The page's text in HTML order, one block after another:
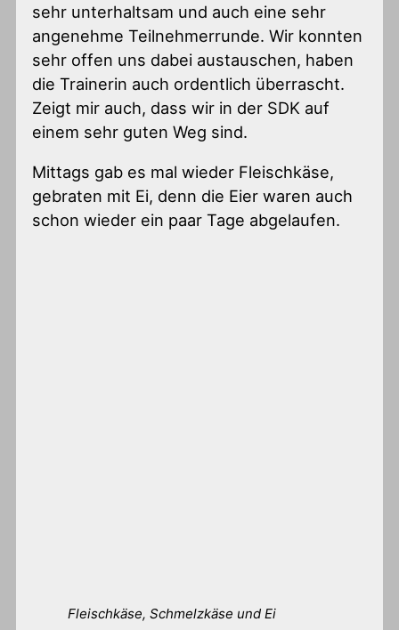
sehr unterhaltsam und auch eine sehr
angenehme Teilnehmerrunde. Wir konnten
sehr offen uns dabei austauschen, haben
die Trainerin auch ordentlich überrascht.
Zeigt mir auch, dass wir in der SDK auf
einem sehr guten Weg sind.
Mittags gab es mal wieder Fleischkäse,
gebraten mit Ei, denn die Eier waren auch
schon wieder ein paar Tage abgelaufen.
Fleischkäse, Schmelzkäse und Ei